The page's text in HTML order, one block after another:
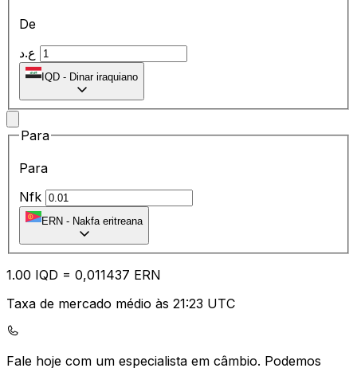
De
IQD - Dinar iraquiano
Para
Para
Nfk
ERN - Nakfa eritreana
1.00 IQD = 0,011437 ERN
Taxa de mercado médio às 21:23 UTC
Fale hoje com um especialista em câmbio. Podemos